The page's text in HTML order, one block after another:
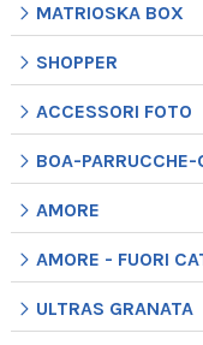
MATRIOSKA BOX
SHOPPER
ACCESSORI FOTO
BOA-PARRUCCHE-
AMORE
AMORE - FUORI
ULTRAS GRANATA